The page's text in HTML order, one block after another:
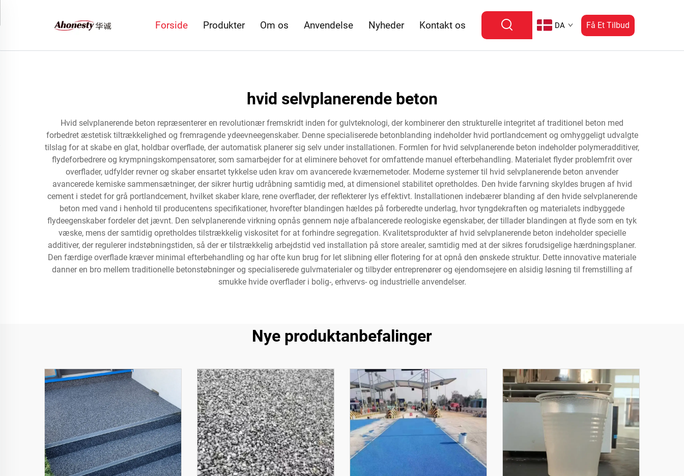
Forside Produkter Om os Anvendelse Nyheder Kontakt os DA Få Et Tilbud
hvid selvplanerende beton
Hvid selvplanerende beton repræsenterer en revolutionær fremskridt inden for gulvteknologi, der kombinerer den strukturelle integritet af traditionel beton med
forbedret æstetisk tiltrækkelighed og fremragende ydeevneegenskaber. Denne specialiserede betonblanding indeholder hvid portlandcement og omhyggeligt udvalgte
tilslag for at skabe en glat, holdbar overflade, der automatisk planerer sig selv under installationen. Formlen for hvid selvplanerende beton indeholder polymeradditiver,
flydeforbedrere og krympningskompensatorer, som samarbejder for at eliminere behovet for omfattende manuel efterbehandling. Materialet flyder problemfrit over
overflader, udfylder revner og skaber ensartet tykkelse uden krav om avancerede kværnemetoder. Moderne systemer til hvid selvplanerende beton anvender
avancerede kemiske sammensætninger, der sikrer hurtig udråbning samtidig med, at dimensionel stabilitet opretholdes. Den hvide farvning skyldes brugen af hvid
cement i stedet for grå portlandcement, hvilket skaber klare, rene overflader, der reflekterer lys effektivt. Installationen indebærer blanding af den hvide selvplanerende
beton med vand i henhold til producentens specifikationer, hvorefter blandingen hældes på forberedte underlag, hvor tyngdekraften og materialets indbyggede
flydeegenskaber fordeler det jævnt. Den selvplanerende virkning opnås gennem nøje afbalancerede reologiske egenskaber, der tillader blandingen at flyde som en tyk
væske, mens der samtidig opretholdes tilstrækkelig viskositet for at forhindre segregation. Kvalitetsprodukter af hvid selvplanerende beton indeholder specielle
additiver, der regulerer indstøbningstiden, så der er tilstrækkelig arbejdstid ved installation på store arealer, samtidig med at der sikres forudsigelige hærdningsplaner.
Den færdige overflade kræver minimal efterbehandling og har ofte kun brug for let slibning eller flotering for at opnå den ønskede struktur. Dette innovative materiale
danner en bro mellem traditionelle betonstøbninger og specialiserede gulvmaterialer og tilbyder entreprenører og ejendomsejere en alsidig løsning til fremstilling af
smukke hvide overflader i bolig-, erhvervs- og industrielle anvendelser.
Nye produktanbefalinger